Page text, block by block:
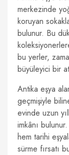
merkezinde
koruyan
bulunur. Bu
bu yerler,
büyüleyici bir
Antika eşya
geçmişiyle
evinde uzun
imkânı
hem tarihi
sürme fırsatı